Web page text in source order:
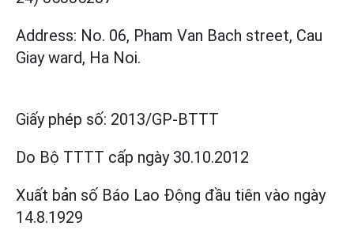
Address: No. 06, Pham Van Bach street, Cau
Giay ward, Ha Noi.
Giấy phép số: 2013/GP-BTTT
Do Bộ TTTT cấp ngày 30.10.2012
Xuất bản số Báo Lao Động đầu tiên vào ngày
14.8.1929